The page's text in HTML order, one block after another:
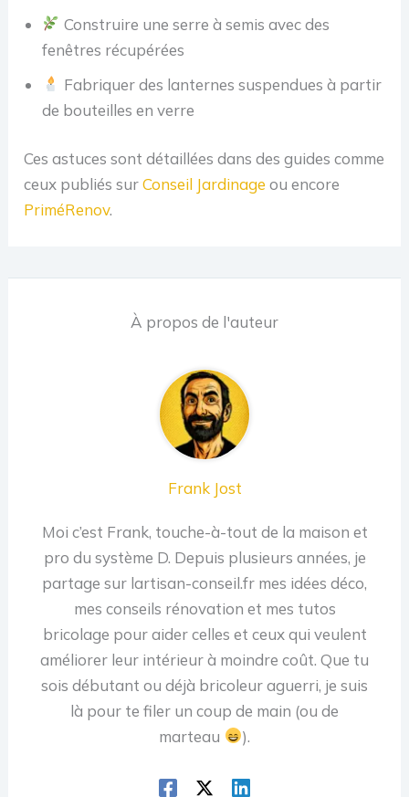
Construire une serre à semis avec des
fenêtres récupérées
Fabriquer des lanternes suspendues à partir
de bouteilles en verre
Ces astuces sont détaillées dans des guides comme
ceux publiés surConseil Jardinage ou encore
PriméRenov.
À propos de l'auteur
Frank Jost
Moi c’est Frank, touche-à-tout de la maison et
pro du système D. Depuis plusieurs années, je
partage sur lartisan-conseil.fr mes idées déco,
mes conseils rénovation et mes tutos
bricolage pour aider celles et ceux qui veulent
améliorer leur intérieur à moindre coût. Que tu
sois débutant ou déjà bricoleur aguerri, je suis
là pour te filer un coup de main (ou de
marteau
).